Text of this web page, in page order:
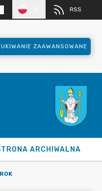
RSS
ZAAWANSOWANE
ARCHIWALNA